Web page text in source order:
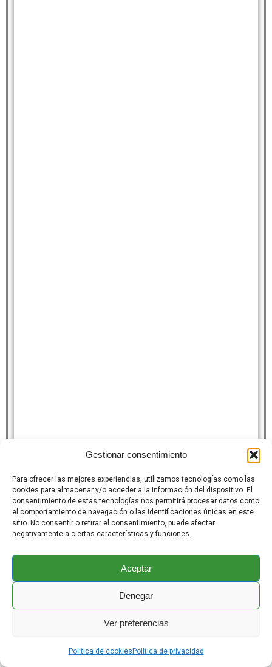
Gestionar consentimiento
Para ofrecer las mejores experiencias, utilizamos tecnologías como las
cookies para almacenar y/o acceder a la información del dispositivo. El
consentimiento de estas tecnologías nos permitirá procesar datos como
el comportamiento de navegación o las identificaciones únicas en este
sitio. No consentir o retirar el consentimiento, puede afectar
negativamente a ciertas características y funciones.
Aceptar
Denegar
Ver preferencias
Política de cookies Política de privacidad